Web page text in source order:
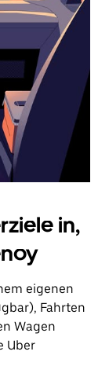
in,
eigenen
Fahrten
Wagen
Uber